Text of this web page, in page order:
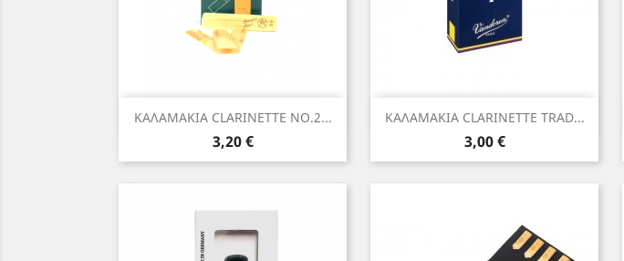
ΚΑΛΑΜΑΚΙΑ CLARINETTE NO.2...
Τιμή
3,20 €
Γρήγορη προβολή ΚΑΛΑΜΑΚΙΑ CLARINETTE TRAD...
Τιμή
3,00 €
Γρήγορη προβολή